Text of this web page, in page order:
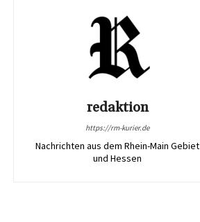
redaktion
https://rm-kurier.de
Nachrichten aus dem Rhein-Main Gebiet
und Hessen